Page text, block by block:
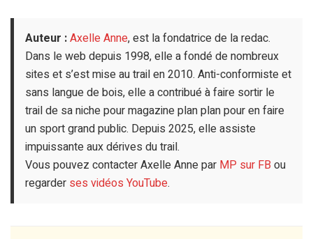
Auteur :Axelle Anne, est la fondatrice de la redac.
Dans le web depuis 1998, elle a fondé de nombreux
sites et s’est mise au trail en 2010. Anti-conformiste et
sans langue de bois, elle a contribué à faire sortir le
trail de sa niche pour magazine plan plan pour en faire
un sport grand public. Depuis 2025, elle assiste
impuissante aux dérives du trail.
Vous pouvez contacter Axelle Anne par MP sur FB ou
regarder ses vidéos YouTube.